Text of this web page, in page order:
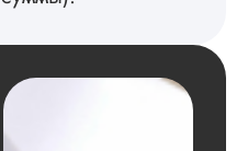
решила рискнуть,
плюс вспомнила
рекомендации
подружки. Автор